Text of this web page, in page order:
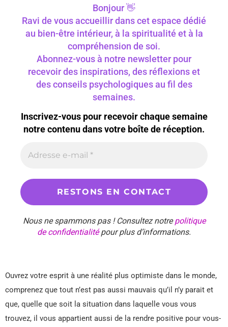
Bonjour 👋
Ravi de vous accueillir dans cet espace dédié
au bien-être intérieur, à la spiritualité et à la
compréhension de soi.
Abonnez-vous à notre newsletter pour
recevoir des inspirations, des réflexions et
des conseils psychologiques au fil des
semaines.
Inscrivez-vous pour recevoir chaque semaine
notre contenu dans votre boîte de réception.
Nous ne spammons pas ! Consultez notrepolitique
de confidentialitépour plus d’informations.
Ouvrez votre esprit à une réalité plus optimiste dans le monde,
comprenez que tout n’est pas aussi mauvais qu’il n’y parait et
que, quelle que soit la situation dans laquelle vous vous
trouvez, il vous appartient aussi de la rendre positive pour vous-